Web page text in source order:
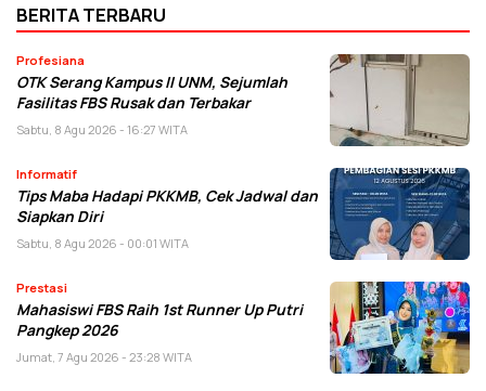
BERITA TERBARU
Profesiana
OTK Serang Kampus II UNM, Sejumlah
Fasilitas FBS Rusak dan Terbakar
Sabtu, 8 Agu 2026 - 16:27 WITA
Informatif
Tips Maba Hadapi PKKMB, Cek Jadwal dan
Siapkan Diri
Sabtu, 8 Agu 2026 - 00:01 WITA
Prestasi
Mahasiswi FBS Raih 1st Runner Up Putri
Pangkep 2026
Jumat, 7 Agu 2026 - 23:28 WITA